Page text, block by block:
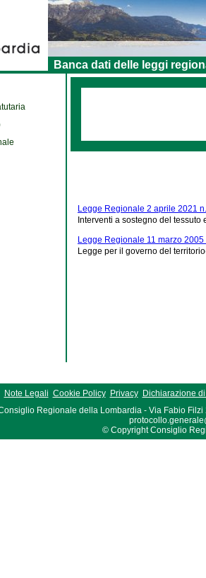
Banca dati delle leggi
Legge Regionale 2 aprile 2021
Interventi a sostegno del tessuto
Legge Regionale 11 marzo 2005
Legge per il governo del
Note Legali Cookie Policy Privacy
Dichiarazione
Regionale della Lombardia - Via Fabio Filzi
© Copyright Consiglio